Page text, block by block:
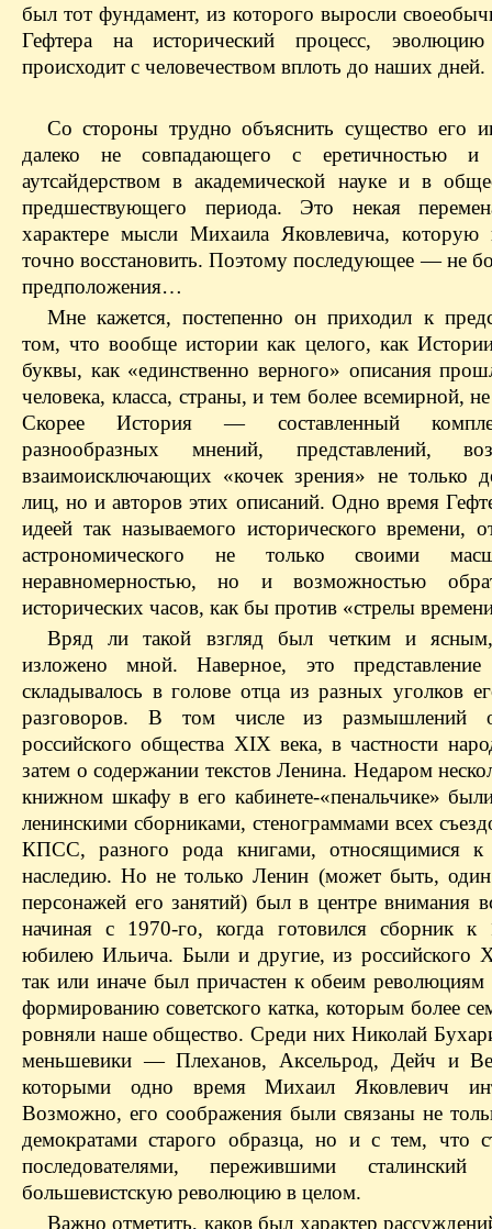
был тот фундамент, из которого выросли
Гефтера на исторический процесс,
происходит с человечеством вплоть до наших дней.
Со стороны трудно объяснить существо его
далеко не совпадающего с еретичностью
аутсайдерством в академической науке и в
предшествующего периода. Это некая
характере мысли Михаила Яковлевича, которую
точно восстановить. Поэтому последующее — не
предположения…
Мне кажется, постепенно он приходил к
том, что вообще истории как целого, как
буквы, как «единственно верного» описания
человека, класса, страны, и тем более всемирной,
Скорее История — составленный
разнообразных мнений, представлений,
взаимоисключающих «кочек зрения» не только
лиц, но и авторов этих описаний. Одно время
идеей так называемого исторического времени,
астрономического не только своими
неравномерностью, но и возможностью
исторических часов, как бы против «стрелы
Вряд ли такой взгляд был четким и
изложено мной. Наверное, это представление
складывалось в голове отца из разных уголков
разговоров. В том числе из размышлений
российского общества XIX века, в частности
затем о содержании текстов Ленина. Недаром
книжном шкафу в его кабинете-«пенальчике»
ленинскими сборниками, стенограммами всех
КПСС, разного рода книгами, относящимися к
наследию. Но не только Ленин (может быть,
персонажей его занятий) был в центре внимания
начиная с 1970-го, когда готовился сборник к
юбилею Ильича. Были и другие, из российского
так или иначе был причастен к обеим
формированию советского катка, которым более
ровняли наше общество. Среди них Николай
меньшевики — Плеханов, Аксельрод, Дейч и
которыми одно время Михаил Яковлевич
Возможно, его соображения были связаны не
демократами старого образца, но и с тем, что
последователями, пережившими
большевистскую революцию в целом.
Важно отметить, каков был характер